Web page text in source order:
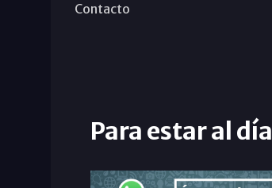
Contacto
Para estar al día